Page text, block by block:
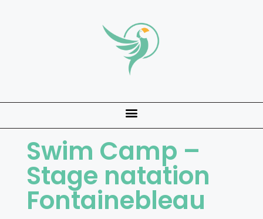
Swim Camp –
Stage natation
Fontainebleau